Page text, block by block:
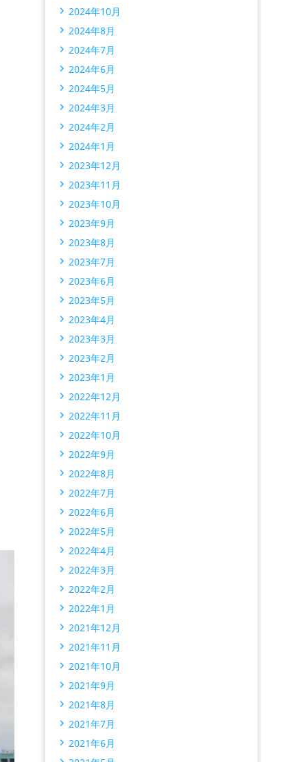
2024年10月
2024年8月
2024年7月
2024年6月
2024年5月
2024年3月
2024年2月
2024年1月
2023年12月
2023年11月
2023年10月
2023年9月
2023年8月
2023年7月
2023年6月
2023年5月
2023年4月
2023年3月
2023年2月
2023年1月
2022年12月
2022年11月
2022年10月
2022年9月
2022年8月
2022年7月
2022年6月
2022年5月
2022年4月
2022年3月
2022年2月
2022年1月
2021年12月
2021年11月
2021年10月
2021年9月
2021年8月
2021年7月
2021年6月